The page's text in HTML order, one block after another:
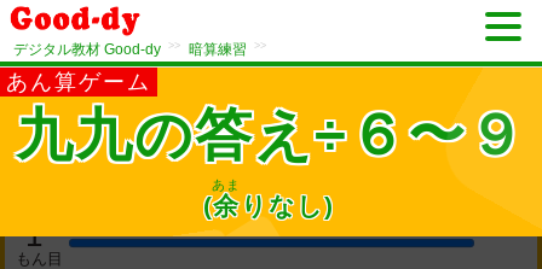
デジタル教材 Good-dy >> 暗算練習 >>
あん算ゲーム
九九の答え÷６〜９
(余
あま
りなし)
1
もん目